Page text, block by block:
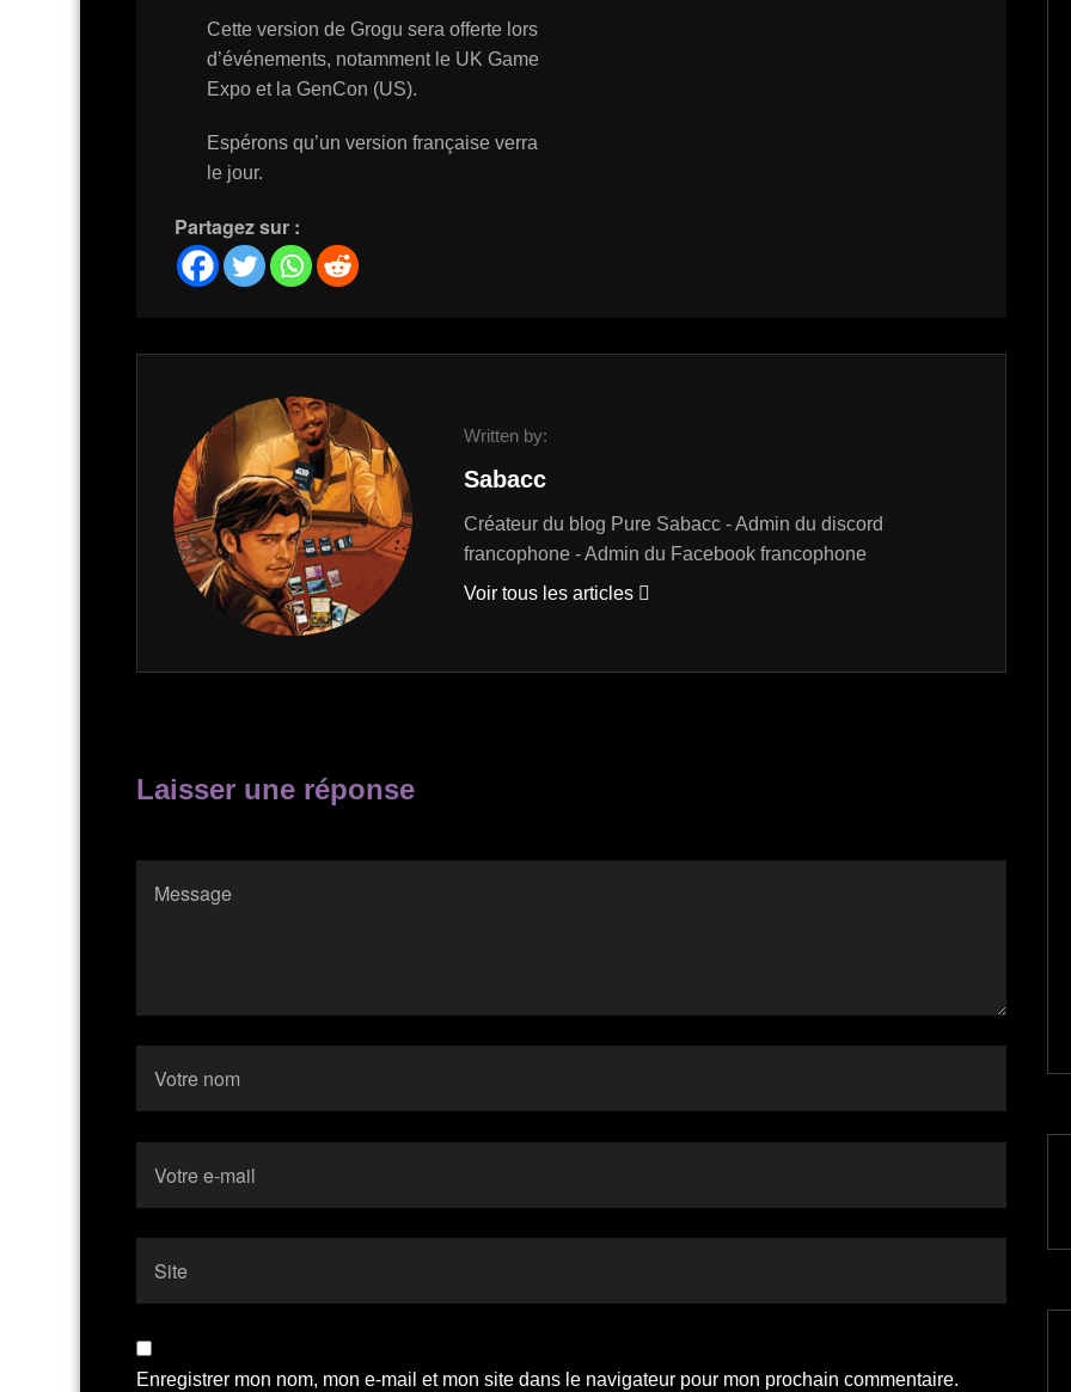
Cette version de Grogu sera offerte lors
d’événements, notamment le UK Game
Expo et la GenCon (US).
Espérons qu’un version française verra
le jour.
Partagez sur :
Written by:
Sabacc
Créateur du blog Pure Sabacc - Admin du discord
francophone - Admin du Facebook francophone
Voir tous les articles
Laisser une réponse
Enregistrer mon nom, mon e-mail et mon site dans le navigateur pour mon prochain commentaire.